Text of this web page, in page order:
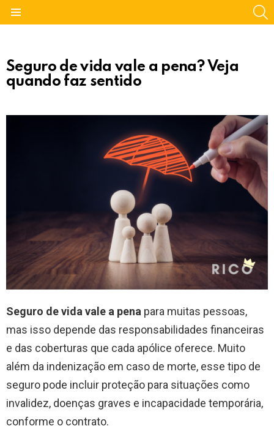
Seguro de vida vale a pena? Veja
quando faz sentido
Seguro de vida vale a pena para muitas pessoas,
mas isso depende das responsabilidades financeiras
e das coberturas que cada apólice oferece. Muito
além da indenização em caso de morte, esse tipo de
seguro pode incluir proteção para situações como
invalidez, doenças graves e incapacidade temporária,
conforme o contrato.